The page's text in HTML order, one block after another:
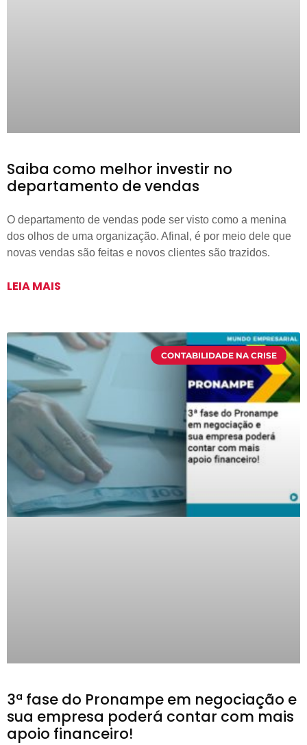
Saiba como melhor investir no
departamento de vendas
O departamento de vendas pode ser visto como a menina
dos olhos de uma organização. Afinal, é por meio dele que
novas vendas são feitas e novos clientes são trazidos.
LEIA MAIS
CONTABILIDADE NA CRISE
3ª fase do Pronampe em negociação e
sua empresa poderá contar com mais
apoio financeiro!